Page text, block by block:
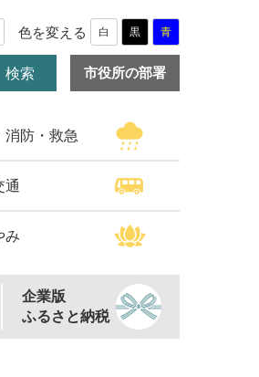
色を変える 白 黒 青
市役所の部署
消防・救急
通
み
企業版
ふるさと納税